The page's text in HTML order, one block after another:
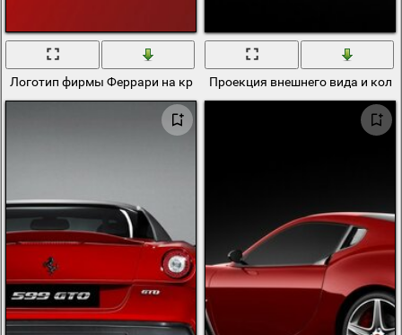
Логотип фирмы Феррари на красном фонеПроекция внешнего вида и